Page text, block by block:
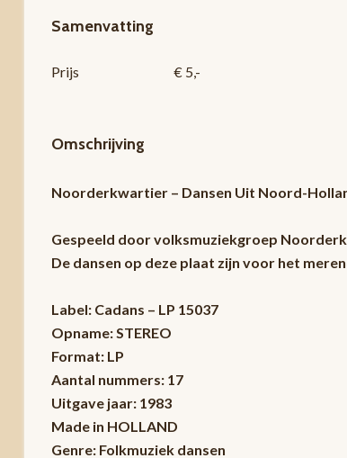
Samenvatting
Prijs € 5,-
Omschrijving
Noorderkwartier – Dansen Uit Noord-
Gespeeld door volksmuziekgroep
De dansen op deze plaat zijn voor het
Label: Cadans – LP 15037
Opname: STEREO
Format: LP
Aantal nummers: 17
Uitgave jaar: 1983
Made in HOLLAND
Genre: Folkmuziek dansen